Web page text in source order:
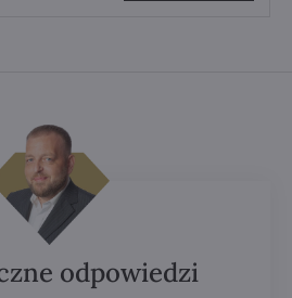
odpowiedzi